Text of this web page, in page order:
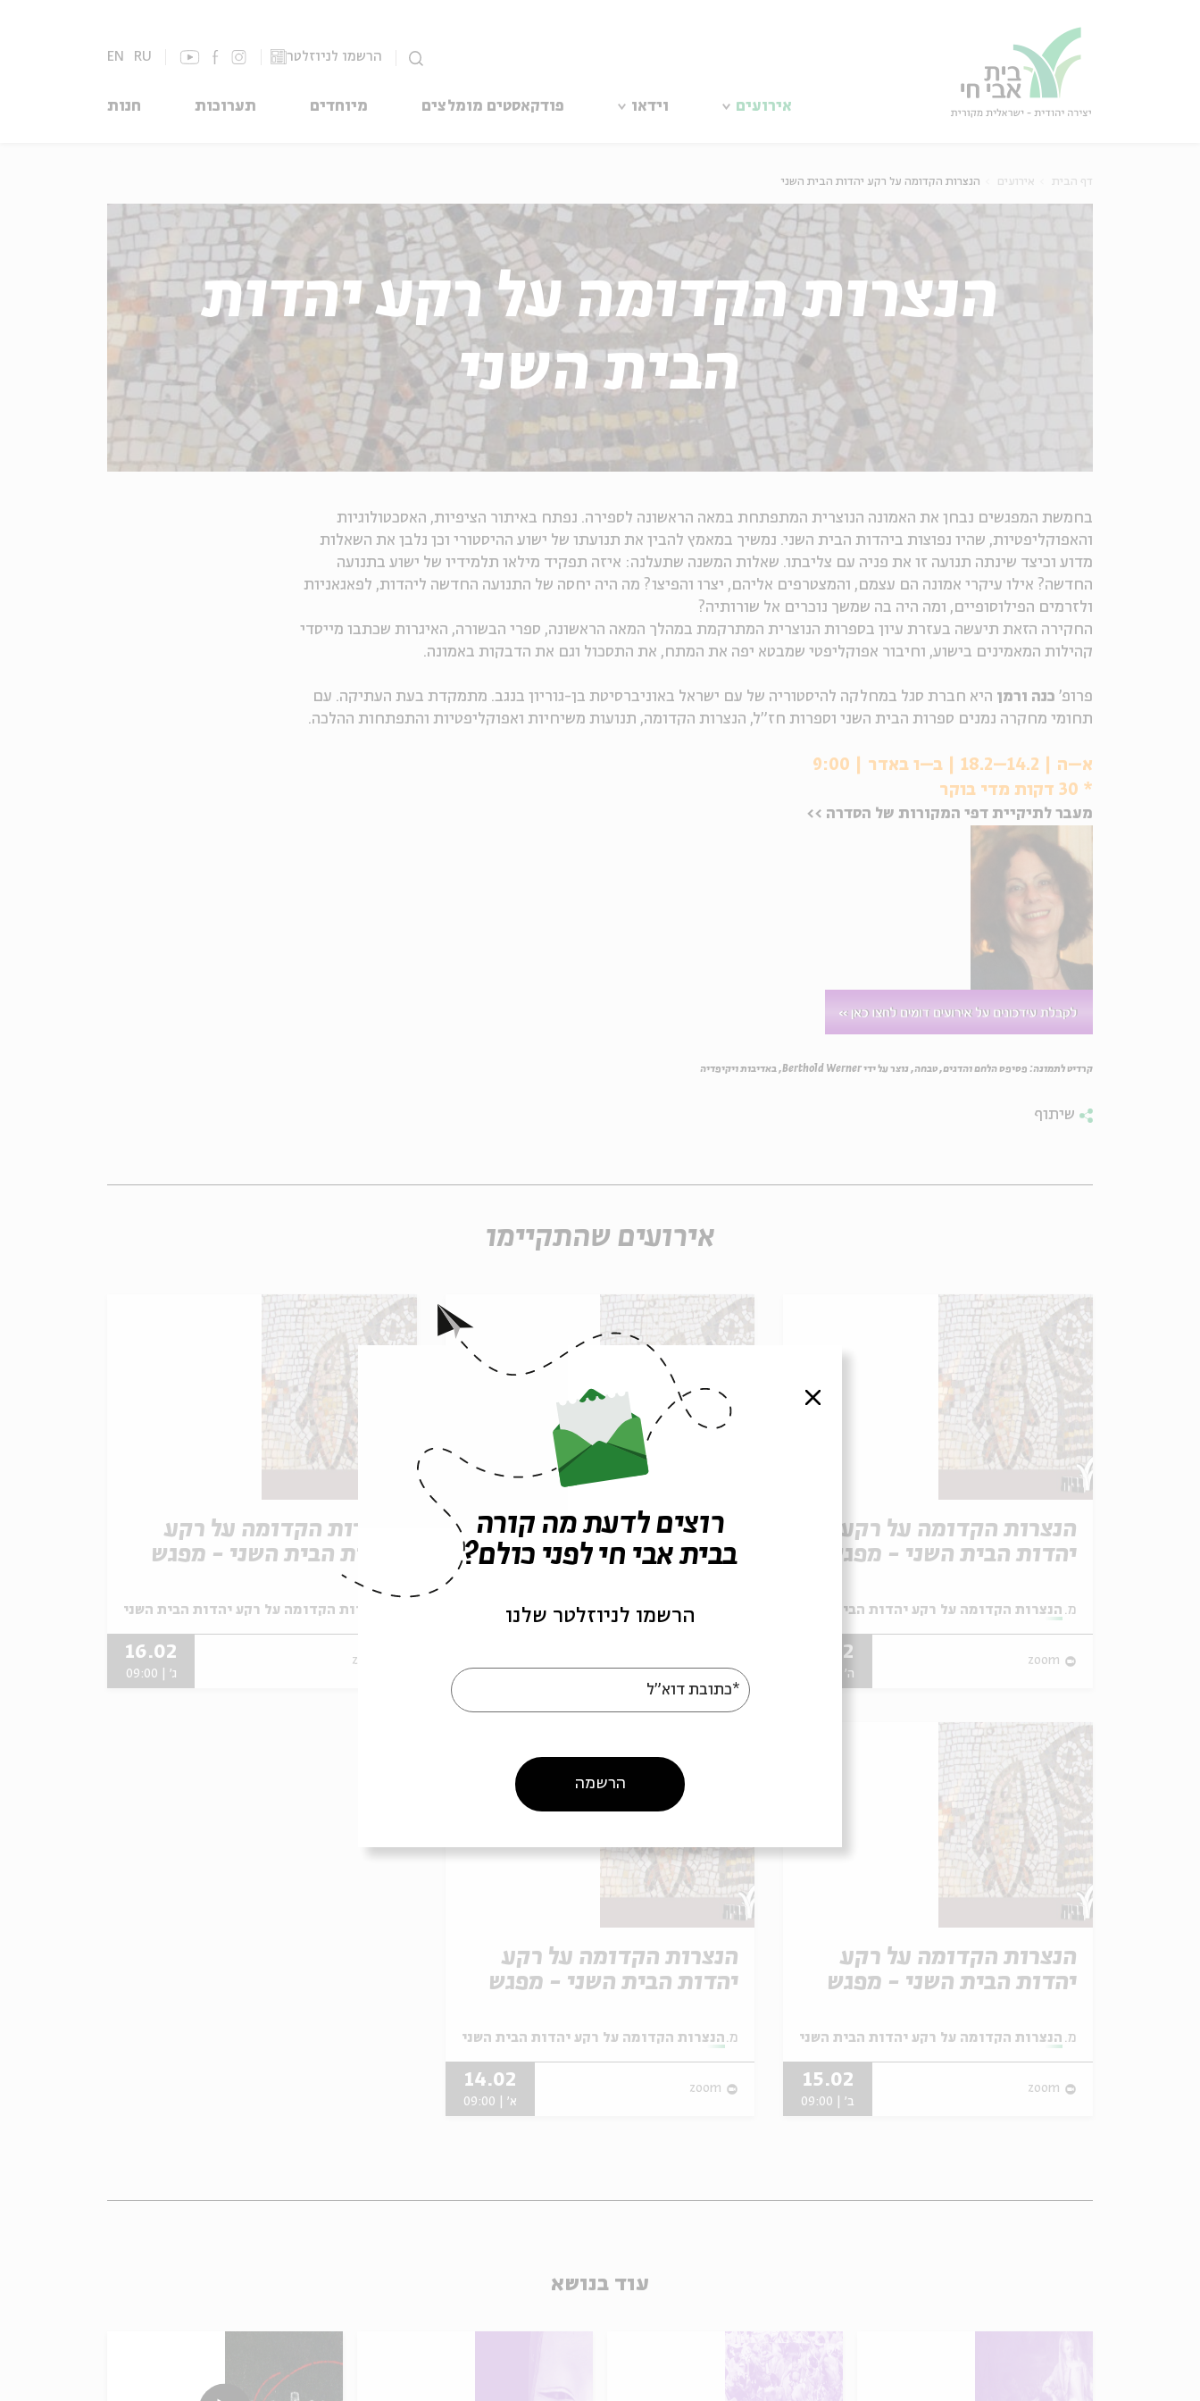
הרשמו לניוזלטר EN RU
אירועים וידאו פודקאסטים מומלצים מיוחדים תערוכות חנות
דף הבית אירועים הנצרות הקדומה על רקע יהדות הבית השני
הנצרות הקדומה על רקע יהדות
הבית השני
בחמשת המפגשים נבחן את האמונה הנוצרית המתפתחת במאה הראשונה לספירה. נפתח באיתור הציפיות, האסכטולוגיות
והאפוקליפטיות, שהיו נפוצות ביהדות הבית השני. נמשיך במאמץ להבין את תנועתו של ישוע ההיסטורי וכן נלבן את השאלות
מדוע וכיצד שינתה תנועה זו את פניה עם צליבתו. שאלות המשנה שתעלנה: איזה תפקיד מילאו תלמידיו של ישוע בתנועה
החדשה? אילו עיקרי אמונה הם עצמם, והמצטרפים אליהם, יצרו והפיצו? מה היה יחסה של התנועה החדשה ליהדות, לפאגאניות
ולזרמים הפילוסופיים, ומה היה בה שמשך נוכרים אל שורותיה?
החקירה הזאת תיעשה בעזרת עיון בספרות הנוצרית המתרקמת במהלך המאה הראשונה, ספרי הבשורה, האיגרות שכתבו מייסדי
קהילות המאמינים בישוע, וחיבור אפוקליפטי שמבטא יפה את המתח, את התסכול וגם את הדבקות באמונה.
פרופ' כנה ורמן היא חברת סגל במחלקה להיסטוריה של עם ישראל באוניברסיטת בן-גוריון בנגב. מתמקדת בעת העתיקה. עם
תחומי מחקרה נמנים ספרות הבית השני וספרות חז"ל, הנצרות הקדומה, תנועות משיחיות ואפוקליפטיות והתפתחות ההלכה.
א–ה | 14.2–18.2 | ב–ו באדר | 9:00
* 30 דקות מדי בוקר
מעבר לתיקיית דפי המקורות של הסדרה >>
קרדיט לתמונה: פסיפס הלחם והדגים, טבחה, נוצר על ידי Berthold Werner, באדיבות ויקיפדיה
שיתוף
אירועים שהתקיימו
הנצרות הקדומה על רקע
יהדות הבית השני - מפגש
מתוך:הנצרות הקדומה על רקע יהדות הבית השני
zoom
18.02
ה' | 09:00
הנצרות הקדומה על רקע
יהדות הבית השני - מפגש
הנצרות הקדומה על רקע יהדות הבית השני
הנצרות הקדומה על רקע
יהדות הבית השני - מפגש
שלישי
הנצרות הקדומה על רקע יהדות הבית השני
zoom
16.02
ג' | 09:00
הנצרות הקדומה על רקע
יהדות הבית השני - מפגש
מתוך:הנצרות הקדומה על רקע יהדות הבית השני
zoom
15.02
ב' | 09:00
הנצרות הקדומה על רקע
יהדות הבית השני - מפגש
מתוך:הנצרות הקדומה על רקע יהדות הבית השני
zoom
14.02
א' | 09:00
עוד בנושא
סגור
רוצים לדעת מה קורה
בבית אבי חי לפני כולם?
הרשמו לניוזלטר שלנו
*כתובת דוא"ל
הרשמה